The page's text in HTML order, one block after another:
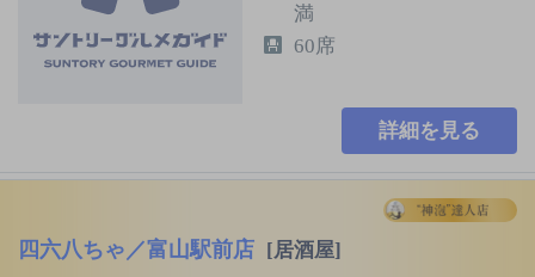
満
60席
詳細を見る
四六八ちゃ／富山駅前店 [居酒屋]